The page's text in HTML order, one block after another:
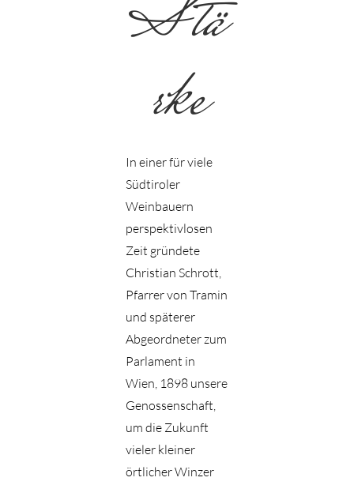
Stä
rke
In einer für viele
Südtiroler
Weinbauern
perspektivlosen
Zeit gründete
Christian Schrott,
Pfarrer von Tramin
und späterer
Abgeordneter zum
Parlament in
Wien, 1898 unsere
Genossenschaft,
um die Zukunft
vieler kleiner
örtlicher Winzer